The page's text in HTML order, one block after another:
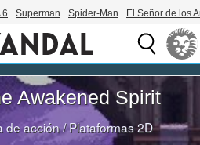
6 Superman Spider-Man El Señor de los
Awakened Spirit
de acción/Plataformas 2D